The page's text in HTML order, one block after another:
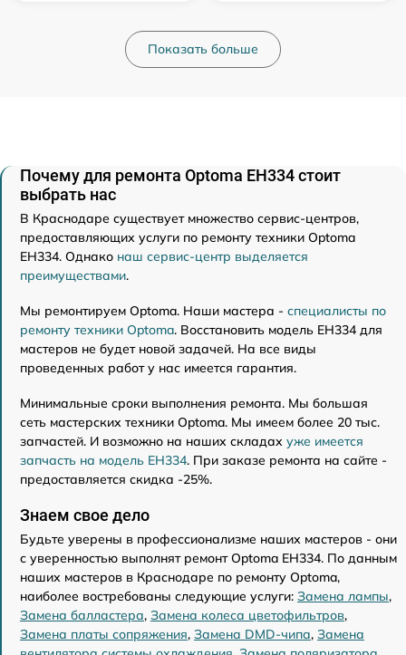
Показать больше
Почему для ремонта Optoma EH334 стоит
выбрать нас
В Краснодаре существует множество сервис-центров,
предоставляющих услуги по ремонту техники Optoma
EH334. Однако наш сервис-центр выделяется
преимуществами.
Мы ремонтируем Optoma. Наши мастера - специалисты по
ремонту техники Optoma. Восстановить модель EH334 для
мастеров не будет новой задачей. На все виды
проведенных работ у нас имеется гарантия.
Минимальные сроки выполнения ремонта. Мы большая
сеть мастерских техники Optoma. Мы имеем более 20 тыс.
запчастей. И возможно на наших складах уже имеется
запчасть на модель EH334. При заказе ремонта на сайте -
предоставляется скидка -25%.
Знаем свое дело
Будьте уверены в профессионализме наших мастеров - они
с уверенностью выполнят ремонт Optoma EH334. По данным
наших мастеров в Краснодаре по ремонту Optoma,
наиболее востребованы следующие услуги: Замена лампы,
Замена балластера, Замена колеса цветофильтров,
Замена платы сопряжения, Замена DMD-чипа, Замена